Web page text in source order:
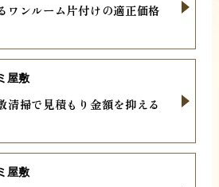
ワンルーム片付けの適正価格
清掃で見積もり金額を抑える
屋敷
屋敷